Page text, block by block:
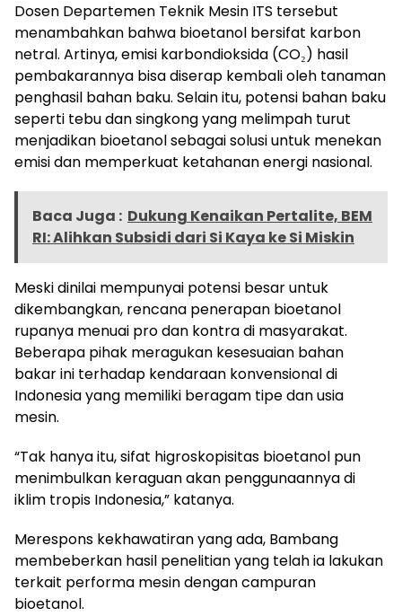
Dosen Departemen Teknik Mesin ITS tersebut
menambahkan bahwa bioetanol bersifat karbon
netral. Artinya, emisi karbondioksida (CO₂) hasil
pembakarannya bisa diserap kembali oleh tanaman
penghasil bahan baku. Selain itu, potensi bahan baku
seperti tebu dan singkong yang melimpah turut
menjadikan bioetanol sebagai solusi untuk menekan
emisi dan memperkuat ketahanan energi nasional.
Baca Juga : Dukung Kenaikan Pertalite, BEM
RI: Alihkan Subsidi dari Si Kaya ke Si Miskin
Meski dinilai mempunyai potensi besar untuk
dikembangkan, rencana penerapan bioetanol
rupanya menuai pro dan kontra di masyarakat.
Beberapa pihak meragukan kesesuaian bahan
bakar ini terhadap kendaraan konvensional di
Indonesia yang memiliki beragam tipe dan usia
mesin.
“Tak hanya itu, sifat higroskopisitas bioetanol pun
menimbulkan keraguan akan penggunaannya di
iklim tropis Indonesia,” katanya.
Merespons kekhawatiran yang ada, Bambang
membeberkan hasil penelitian yang telah ia lakukan
terkait performa mesin dengan campuran
bioetanol.